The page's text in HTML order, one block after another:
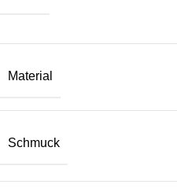
Material
Schmuck